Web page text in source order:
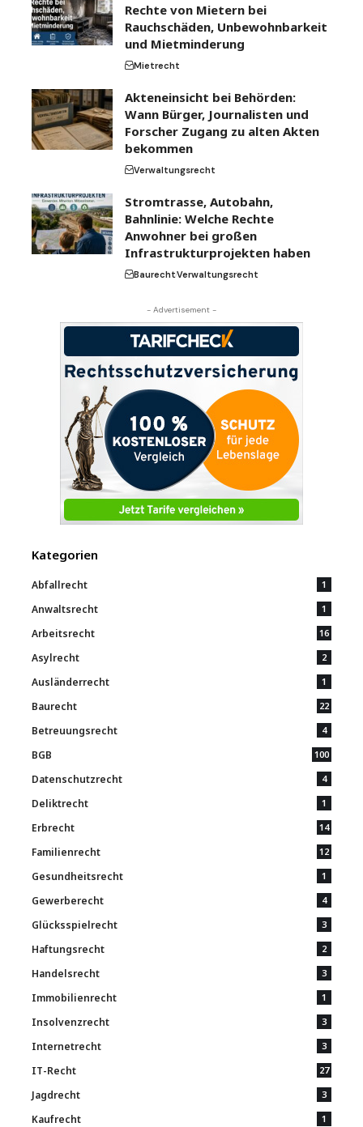
Rechte von Mietern bei
Rauchschäden, Unbewohnbarkeit
und Mietminderung
Mietrecht
Akteneinsicht bei Behörden:
Wann Bürger, Journalisten und
Forscher Zugang zu alten Akten
bekommen
Verwaltungsrecht
Stromtrasse, Autobahn,
Bahnlinie: Welche Rechte
Anwohner bei großen
Infrastrukturprojekten haben
BaurechtVerwaltungsrecht
- Advertisement -
Kategorien
Abfallrecht 1
Anwaltsrecht 1
Arbeitsrecht 16
Asylrecht 2
Ausländerrecht 1
Baurecht 22
Betreuungsrecht 4
BGB 100
Datenschutzrecht 4
Deliktrecht 1
Erbrecht 14
Familienrecht 12
Gesundheitsrecht 1
Gewerberecht 4
Glücksspielrecht 3
Haftungsrecht 2
Handelsrecht 3
Immobilienrecht 1
Insolvenzrecht 3
Internetrecht 3
IT-Recht 27
Jagdrecht 3
Kaufrecht 1